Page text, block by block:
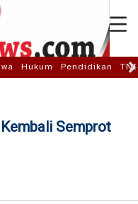
Hukum Pendidikan
Semprot